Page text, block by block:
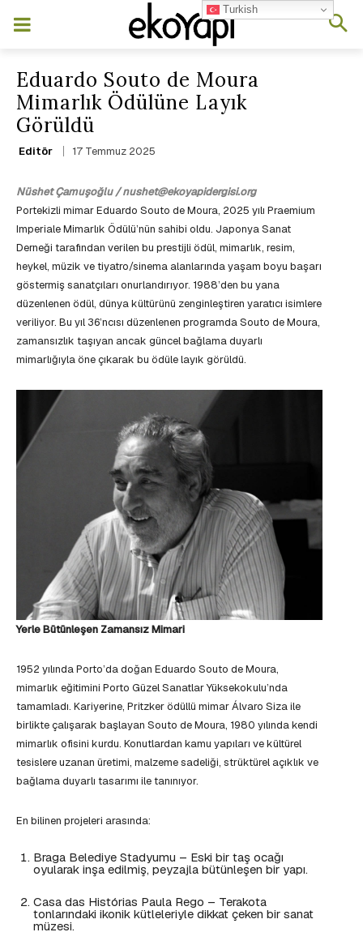
Eduardo Souto de Moura
Mimarlık Ödülüne Layık
Görüldü
Editör 17 Temmuz 2025
Nüshet Çamuşoğlu / nushet@ekoyapidergisi.org
Portekizli mimar Eduardo Souto de Moura, 2025 yılı Praemium
Imperiale Mimarlık Ödülü’nün sahibi oldu. Japonya Sanat
Derneği tarafından verilen bu prestijli ödül, mimarlık, resim,
heykel, müzik ve tiyatro/sinema alanlarında yaşam boyu başarı
göstermiş sanatçıları onurlandırıyor. 1988’den bu yana
düzenlenen ödül, dünya kültürünü zenginleştiren yaratıcı isimlere
veriliyor. Bu yıl 36’ncısı düzenlenen programda Souto de Moura,
zamansızlık taşıyan ancak güncel bağlama duyarlı
mimarlığıyla öne çıkarak bu ödüle layık görüldü.
Yerle Bütünleşen Zamansız Mimari
1952 yılında Porto’da doğan Eduardo Souto de Moura,
mimarlık eğitimini Porto Güzel Sanatlar Yüksekokulu’nda
tamamladı. Kariyerine, Pritzker ödüllü mimar Álvaro Siza ile
birlikte çalışarak başlayan Souto de Moura, 1980 yılında kendi
mimarlık ofisini kurdu. Konutlardan kamu yapıları ve kültürel
tesislere uzanan üretimi, malzeme sadeliği, strüktürel açıklık ve
bağlama duyarlı tasarımı ile tanınıyor.
En bilinen projeleri arasında:
Braga Belediye Stadyumu – Eski bir taş ocağı
oyularak inşa edilmiş, peyzajla bütünleşen bir yapı.
Casa das Histórias Paula Rego – Terakota
tonlarındaki ikonik kütleleriyle dikkat çeken bir sanat
müzesi.
Turkish